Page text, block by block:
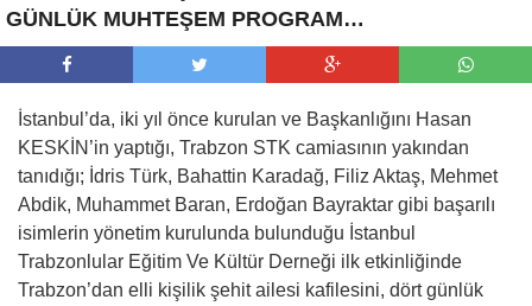
GÜNLÜK MUHTEŞEM PROGRAM…
İstanbul’da, iki yıl önce kurulan ve Başkanlığını Hasan
KESKİN’in yaptığı, Trabzon STK camiasının yakından
tanıdığı; İdris Türk, Bahattin Karadağ, Filiz Aktaş, Mehmet
Abdik, Muhammet Baran, Erdoğan Bayraktar gibi başarılı
isimlerin yönetim kurulunda bulunduğu İstanbul
Trabzonlular Eğitim Ve Kültür Derneği ilk etkinliğinde
Trabzon’dan elli kişilik şehit ailesi kafilesini, dört günlük